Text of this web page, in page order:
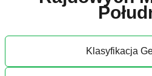
Klasyfikacja